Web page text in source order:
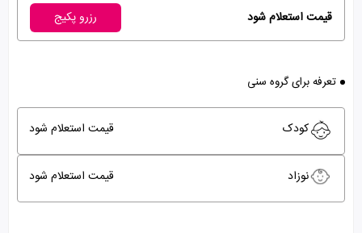
قیمت استعلام شود رزرو پکیج
تعرفه برای گروه سنی
کودک قیمت استعلام شود
نوزاد قیمت استعلام شود